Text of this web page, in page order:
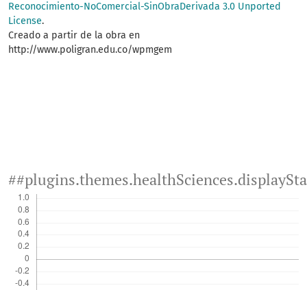
Reconocimiento-NoComercial-SinObraDerivada 3.0 Unported
License.
Creado a partir de la obra en
http://www.poligran.edu.co/wpmgem